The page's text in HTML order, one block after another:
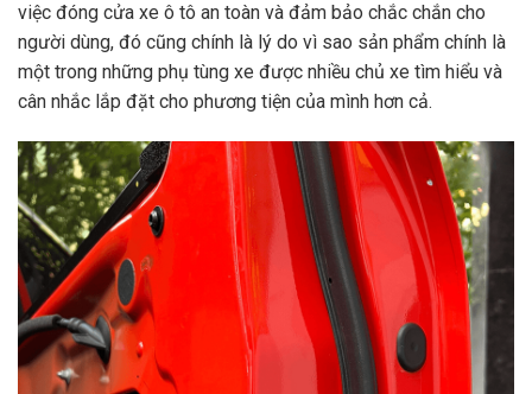
việc đóng cửa xe ô tô an toàn và đảm bảo chắc chắn cho
người dùng, đó cũng chính là lý do vì sao sản phẩm chính là
một trong những phụ tùng xe được nhiều chủ xe tìm hiểu và
cân nhắc lắp đặt cho phương tiện của mình hơn cả.